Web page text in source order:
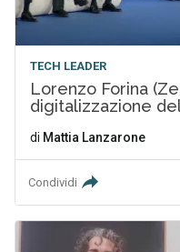
TECH LEADER
Lorenzo Forina
digitalizzazione
di Mattia Lanzarone
Condividi